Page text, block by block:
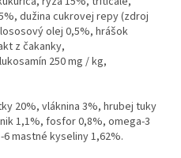
dužina cukrovej repy (zdroj
olej 0,5%, hrášok
z čakanky,
250 mg / kg,
20%, vláknina 3%, hrubej tuky
1,1%, fosfor 0,8%, omega-3
mastné kyseliny 1,62%.